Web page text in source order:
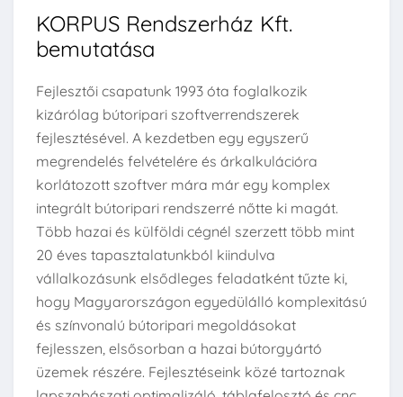
KORPUS Rendszerház Kft.
bemutatása
Fejlesztői csapatunk 1993 óta foglalkozik
kizárólag bútoripari szoftverrendszerek
fejlesztésével. A kezdetben egy egyszerű
megrendelés felvételére és árkalkulációra
korlátozott szoftver mára már egy komplex
integrált bútoripari rendszerré nőtte ki magát.
Több hazai és külföldi cégnél szerzett több mint
20 éves tapasztalatunkból kiindulva
vállalkozásunk elsődleges feladatként tűzte ki,
hogy Magyarországon egyedülálló komplexitású
és színvonalú bútoripari megoldásokat
fejlesszen, elsősorban a hazai bútorgyártó
üzemek részére. Fejlesztéseink közé tartoznak